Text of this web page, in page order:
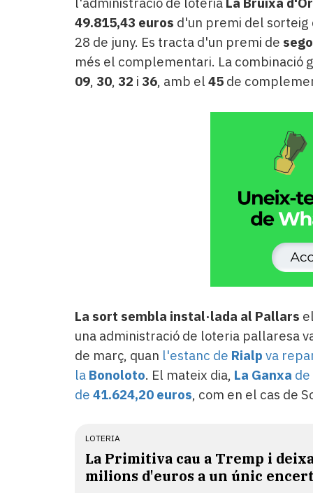
49.815,43 euros d'un premi del sorteig
28 de juny. Es tracta d'un premi de
més el complementari. La combinació
09, 30, 32 i 36, amb el 45de
La sort sembla instal·lada al Pallars
una administració de loteria pallaresa
de març, quan l'estanc de Rialp va
la Bonoloto. El mateix dia, La Ganxa de
de 41.624,20 euros, com en el cas de
LOTERIA
La Primitiva cau a Tremp i
milions d'euros a un únic